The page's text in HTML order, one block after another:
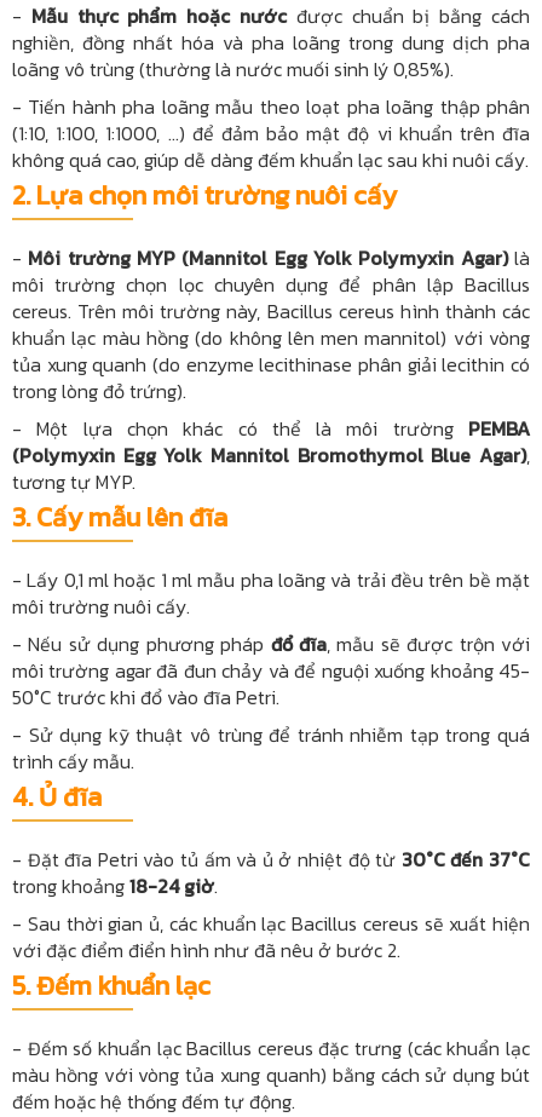
- Mẫu thực phẩm hoặc nướcđược chuẩn bị bằng cách
nghiền, đồng nhất hóa và pha loãng trong dung dịch pha
loãng vô trùng (thường là nước muối sinh lý 0,85%).
- Tiến hành pha loãng mẫu theo loạt pha loãng thập phân
(1:10, 1:100, 1:1000, ...) để đảm bảo mật độ vi khuẩn trên đĩa
không quá cao, giúp dễ dàng đếm khuẩn lạc sau khi nuôi cấy.
2.Lựa chọn môi trường nuôi cấy
- Môi trường MYP (Mannitol Egg Yolk Polymyxin Agar)là
môi trường chọn lọc chuyên dụng để phân lập Bacillus
cereus. Trên môi trường này, Bacillus cereus hình thành các
khuẩn lạc màu hồng (do không lên men mannitol) với vòng
tủa xung quanh (do enzyme lecithinase phân giải lecithin có
trong lòng đỏ trứng).
- Một lựa chọn khác có thể là môi trường PEMBA
(Polymyxin Egg Yolk Mannitol Bromothymol Blue Agar),
tương tự MYP.
3. Cấy mẫu lên đĩa
- Lấy 0,1 ml hoặc 1 ml mẫu pha loãng và trải đều trên bề mặt
môi trường nuôi cấy.
- Nếu sử dụng phương pháp đổ đĩa, mẫu sẽ được trộn với
môi trường agar đã đun chảy và để nguội xuống khoảng 45-
50°C trước khi đổ vào đĩa Petri.
- Sử dụng kỹ thuật vô trùng để tránh nhiễm tạp trong quá
trình cấy mẫu.
4. Ủ đĩa
- Đặt đĩa Petri vào tủ ấm và ủ ở nhiệt độ từ 30°C đến 37°C
trong khoảng18-24 giờ.
- Sau thời gian ủ, các khuẩn lạc Bacillus cereus sẽ xuất hiện
với đặc điểm điển hình như đã nêu ở bước 2.
5. Đếm khuẩn lạc
- Đếm số khuẩn lạc Bacillus cereus đặc trưng (các khuẩn lạc
màu hồng với vòng tủa xung quanh) bằng cách sử dụng bút
đếm hoặc hệ thống đếm tự động.